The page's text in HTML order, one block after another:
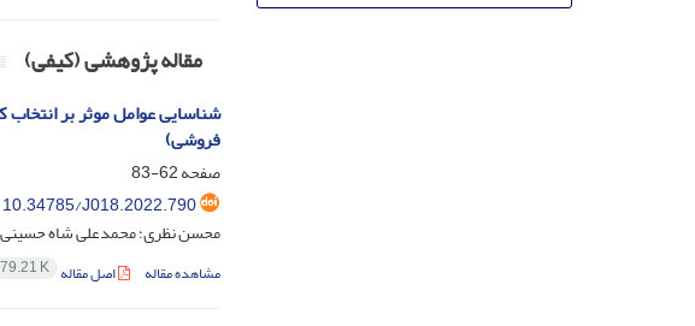
مقاله پژوهشی (کیفی)
شناسایی عوامل موثر بر
فروشی)
صفحه62-83
10.34785/J018.2022.790
محسن نظری؛ محمدعلی شاه
مشاهده مقاله اصل مقاله K